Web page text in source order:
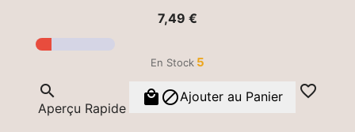
7,49 €
En Stock 5

Aperçu Rapide
 Ajouter au Panier 